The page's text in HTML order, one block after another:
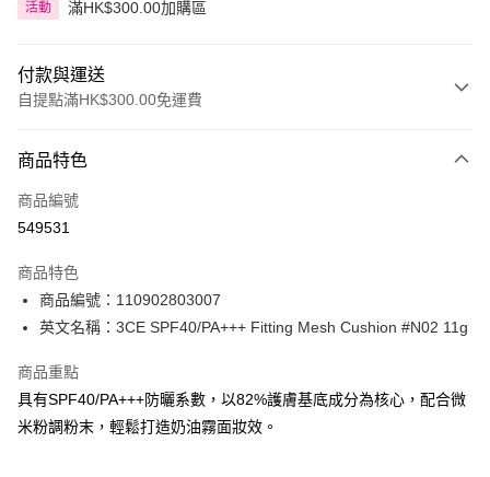
活動 滿HK$300.00加購區
付款與運送
自提點滿HK$300.00免運費
信用卡
Apple Pay
PayMe
WeChat Pay
BoC Pay
送貨方式
商品特色
商品編號
549531
商品特色
商品編號：110902803007
英文名稱：3CE SPF40/PA+++ Fitting Mesh Cushion #N02 11g
商品重點
具有SPF40/PA+++防曬系數，以82%護膚基底成分為核心，配合微
米粉調粉末，輕鬆打造奶油霧面妝效。